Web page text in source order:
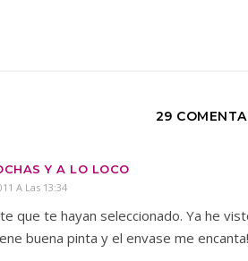
29
Y A LO LOCO
A Las 13:34
que te hayan seleccionado. Ya he
buena pinta y el envase me